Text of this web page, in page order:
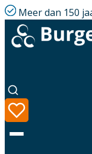
Meer dan 150